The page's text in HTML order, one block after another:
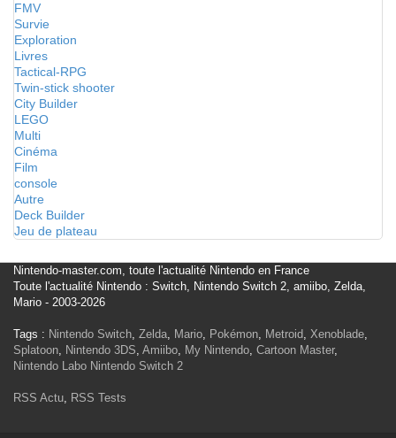
FMV
Survie
Exploration
Livres
Tactical-RPG
Twin-stick shooter
City Builder
LEGO
Multi
Cinéma
Film
console
Autre
Deck Builder
Jeu de plateau
Nintendo-master.com, toute l'actualité Nintendo en France
Toute l'actualité Nintendo : Switch, Nintendo Switch 2, amiibo, Zelda,
Mario - 2003-2026
Tags : Nintendo Switch, Zelda, Mario, Pokémon, Metroid, Xenoblade,
Splatoon, Nintendo 3DS, Amiibo, My Nintendo, Cartoon Master,
Nintendo Labo Nintendo Switch 2
RSS Actu, RSS Tests